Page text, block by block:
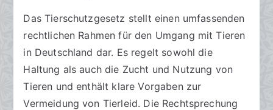
Das Tierschutzgesetz stellt einen umfassenden
rechtlichen Rahmen für den Umgang mit Tieren
in Deutschland dar. Es regelt sowohl die
Haltung als auch die Zucht und Nutzung von
Tieren und enthält klare Vorgaben zur
Vermeidung von Tierleid. Die Rechtsprechung